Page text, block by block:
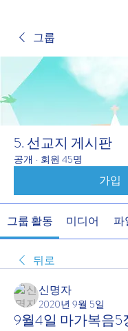
그룹
5. 선교지 게시판
공개 · 회원 45명
가입
그룹 활동 미디어 파
뒤로
신명자
2020년 9월 5일
9월4일 마가복음5